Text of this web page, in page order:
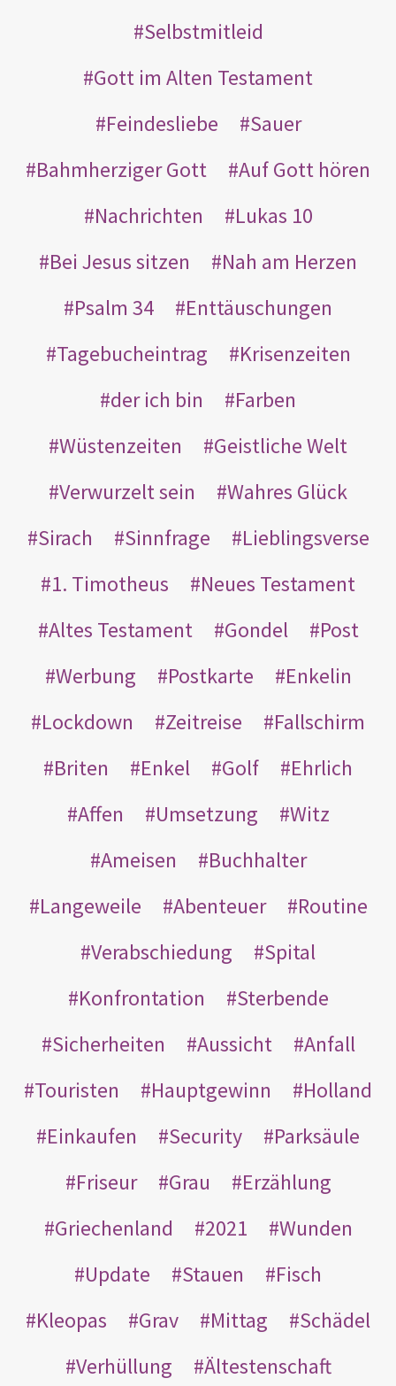
Selbstmitleid
Gott im Alten Testament
Feindesliebe
Sauer
Bahmherziger Gott
Auf Gott hören
Nachrichten
Lukas 10
Bei Jesus sitzen
Nah am Herzen
Psalm 34
Enttäuschungen
Tagebucheintrag
Krisenzeiten
der ich bin
Farben
Wüstenzeiten
Geistliche Welt
Verwurzelt sein
Wahres Glück
Sirach
Sinnfrage
Lieblingsverse
1. Timotheus
Neues Testament
Altes Testament
Gondel
Post
Werbung
Postkarte
Enkelin
Lockdown
Zeitreise
Fallschirm
Briten
Enkel Golf
Ehrlich
Affen
Umsetzung
Witz
Ameisen
Buchhalter
Langeweile
Abenteuer
Routine
Verabschiedung
Spital
Konfrontation
Sterbende
Sicherheiten
Aussicht
Anfall
Touristen
Hauptgewinn
Holland
Einkaufen
Security
Parksäule
Friseur
Grau
Erzählung
Griechenland
2021
Wunden
Update
Stauen
Fisch
Kleopas
Grav Mittag
Schädel
Verhüllung
Ältestenschaft